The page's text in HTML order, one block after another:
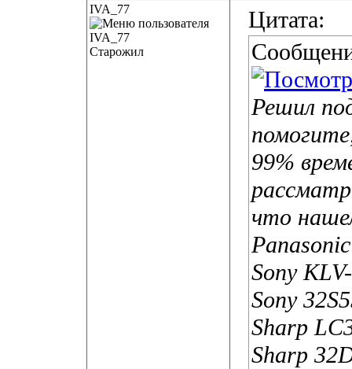
IVA_77
Старожил
Цитата:
Решил
99%
что
Sony
Sony
Sharp
Sharp